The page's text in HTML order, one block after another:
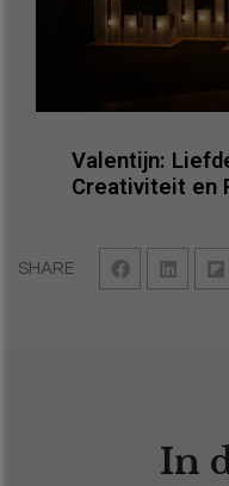
SHARE
Valentijn:
Creativiteit en
In